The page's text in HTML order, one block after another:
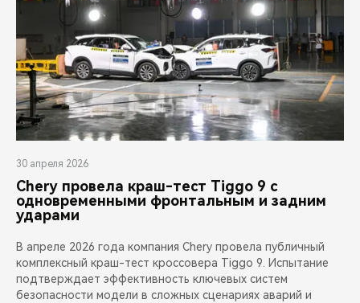
30 апреля 2026
Chery провела краш-тест Tiggo 9 с
одновременными фронтальным и задним
ударами
В апреле 2026 года компания Chery провела публичный
комплексный краш-тест кроссовера Tiggo 9. Испытание
подтверждает эффективность ключевых систем
безопасности модели в сложных сценариях аварий и